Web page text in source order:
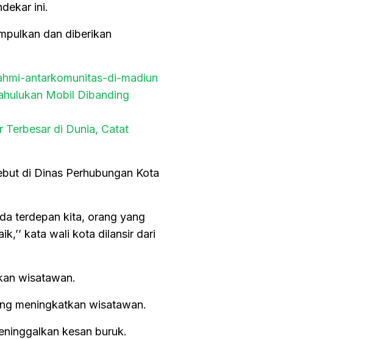
ini.
dan diberikan
antarkomunitas-di-madiun
Mobil Dibanding
Terbesar di Dunia, Catat
di Dinas Perhubungan Kota
terdepan kita, orang yang
kata wali kota dilansir dari
wisatawan.
meningkatkan wisatawan.
kesan buruk.